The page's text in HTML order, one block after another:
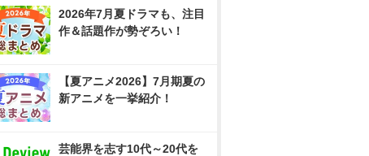
2026年7月夏ドラマも、注目
作＆話題作が勢ぞろい！
【夏アニメ2026】7月期夏の
新アニメを一挙紹介！
芸能界を志す10代～20代を